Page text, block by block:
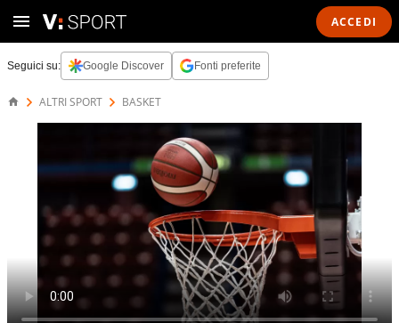
ACCEDI
Seguici su: Google Discover Fonti preferite
ALTRI SPORT BASKET